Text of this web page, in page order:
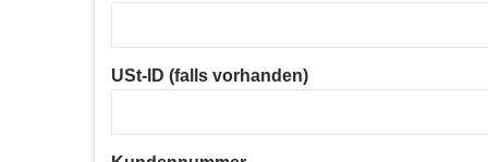
USt-ID (falls vorhanden)